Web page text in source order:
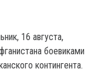
16 августа,
боевиками
контингента.